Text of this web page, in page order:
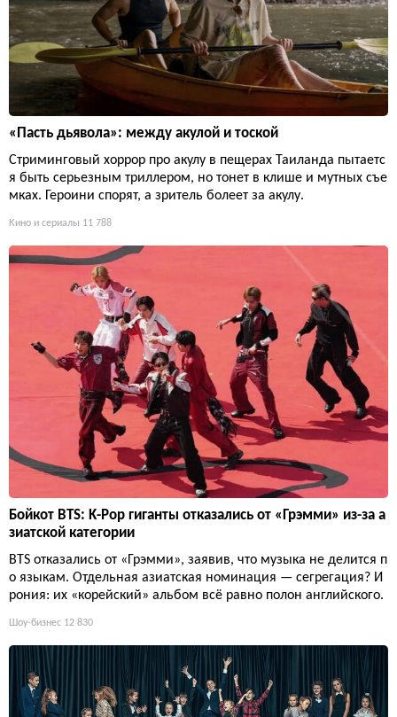
«Пасть дьявола»: между акулой и тоской
Стриминговый хоррор про акулу в пещерах Таиланда пытаетс
я быть серьезным триллером, но тонет в клише и мутных съе
мках. Героини спорят, а зритель болеет за акулу.
Кино и сериалы 11 788
Бойкот BTS: K-Pop гиганты отказались от «Грэмми» из-за а
зиатской категории
BTS отказались от «Грэмми», заявив, что музыка не делится п
о языкам. Отдельная азиатская номинация — сегрегация? И
рония: их «корейский» альбом всё равно полон английского.
Шоу-бизнес 12 830